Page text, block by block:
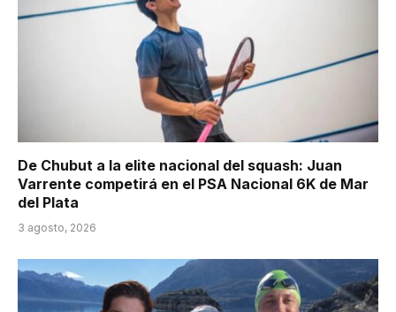
De Chubut a la elite nacional del squash: Juan
Varrente competirá en el PSA Nacional 6K de Mar
del Plata
3 agosto, 2026